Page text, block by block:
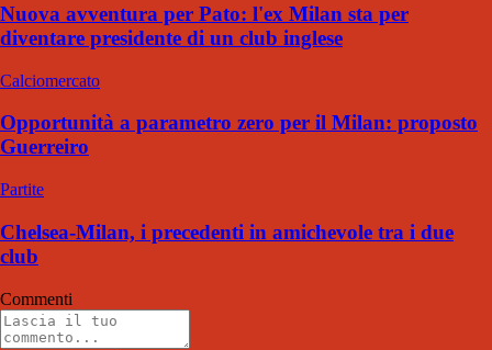
Nuova avventura per Pato: l'ex Milan sta per
diventare presidente di un club inglese
Calciomercato
Opportunità a parametro zero per il Milan: proposto
Guerreiro
Partite
Chelsea-Milan, i precedenti in amichevole tra i due
club
Commenti